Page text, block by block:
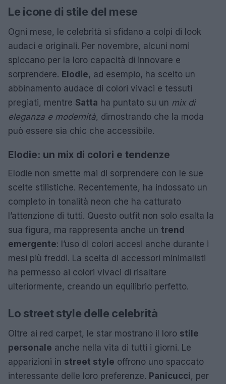
Le icone di stile del mese
Ogni mese, le celebrità si sfidano a colpi di look
audaci e originali. Per novembre, alcuni nomi
spiccano per la loro capacità di innovare e
sorprendere. Elodie, ad esempio, ha scelto un
abbinamento audace di colori vivaci e tessuti
pregiati, mentre Satta ha puntato su un mix di
eleganza e modernità, dimostrando che la moda
può essere sia chic che accessibile.
Elodie: un mix di colori e tendenze
Elodie non smette mai di sorprendere con le sue
scelte stilistiche. Recentemente, ha indossato un
completo in tonalità neon che ha catturato
l’attenzione di tutti. Questo outfit non solo esalta la
sua figura, ma rappresenta anche un trend
emergente: l’uso di colori accesi anche durante i
mesi più freddi. La scelta di accessori minimalisti
ha permesso ai colori vivaci di risaltare
ulteriormente, creando un equilibrio perfetto.
Lo street style delle celebrità
Oltre ai red carpet, le star mostrano il loro stile
personale anche nella vita di tutti i giorni. Le
apparizioni in street style offrono uno spaccato
interessante delle loro preferenze. Panicucci, per